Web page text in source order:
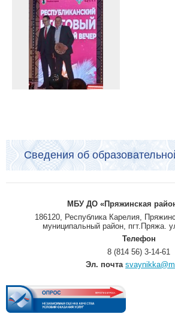
Сведения об
МБУ ДО «Пряжинская
186120, Республика Карелия,
муниципальный район, пгт.Пряжа.
Телефон
8 (814 56) 3-14-61
Эл. почта